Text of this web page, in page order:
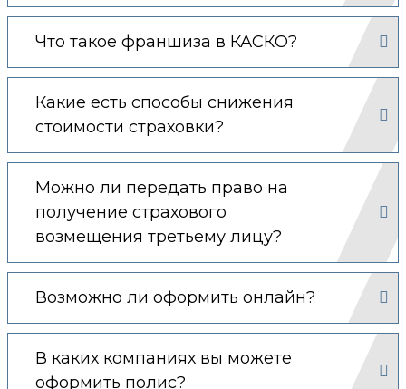
Что такое франшиза в КАСКО?
Какие есть способы снижения
стоимости страховки?
Можно ли передать право на
получение страхового
возмещения третьему лицу?
Возможно ли оформить онлайн?
В каких компаниях вы можете
оформить полис?